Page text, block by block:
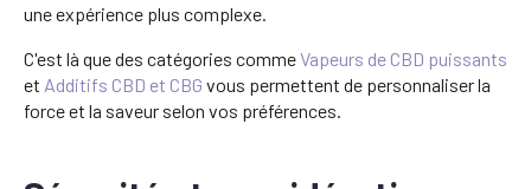
une expérience plus complexe.
C'est là que des catégories commeVapeurs de CBD puissants
et Additifs CBD et CBG vous permettent de personnaliser la
force et la saveur selon vos préférences.